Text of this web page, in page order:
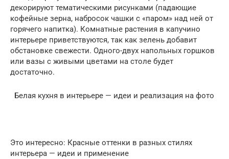
декорируют тематическими рисунками (падающие
кофейные зерна, набросок чашки с «паром» над ней от
горячего напитка). Комнатные растения в капучино
интерьере приветствуются, так как зелень добавит
обстановке свежести. Одного-двух напольных горшков
или вазы с живыми цветами на столе будет
достаточно.
Белая кухня в интерьере — идеи и реализация на фото
Это интересно: Красные оттенки в разных стилях
интерьера — идеи и применение